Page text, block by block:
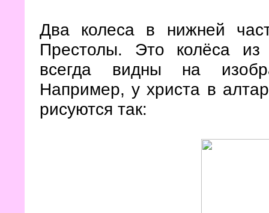
Два колеса в нижней
Престолы. Это колёса
всегда видны на
Например, у христа в
рисуются так: